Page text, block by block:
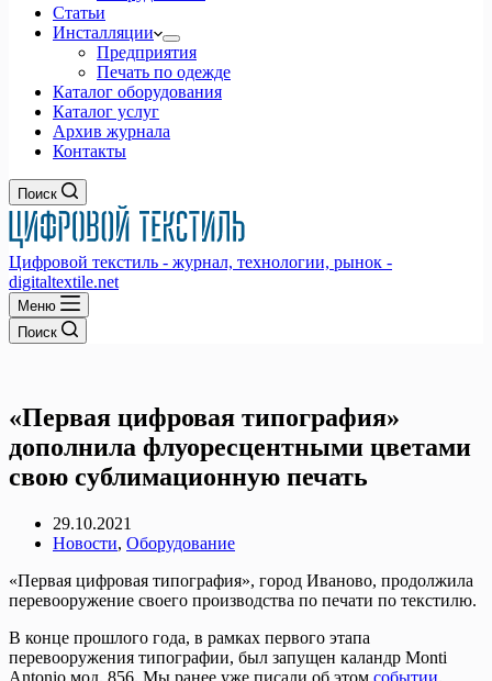
Статьи
Инсталляции
Предприятия
Печать по одежде
Каталог оборудования
Каталог услуг
Архив журнала
Контакты
Поиск
Цифровой текстиль - журнал, технологии, рынок -
digitaltextile.net
Меню
Поиск
«Первая цифровая типография»
дополнила флуоресцентными цветами
свою сублимационную печать
29.10.2021
Новости, Оборудование
«Первая цифровая типография», город Иваново, продолжила
перевооружение своего производства по печати по текстилю.
В конце прошлого года, в рамках первого этапа
перевооружения типографии, был запущен каландр Monti
Antonio мод. 856. Мы ранее уже писали об этом событии.